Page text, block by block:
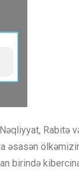
əsasən
birində